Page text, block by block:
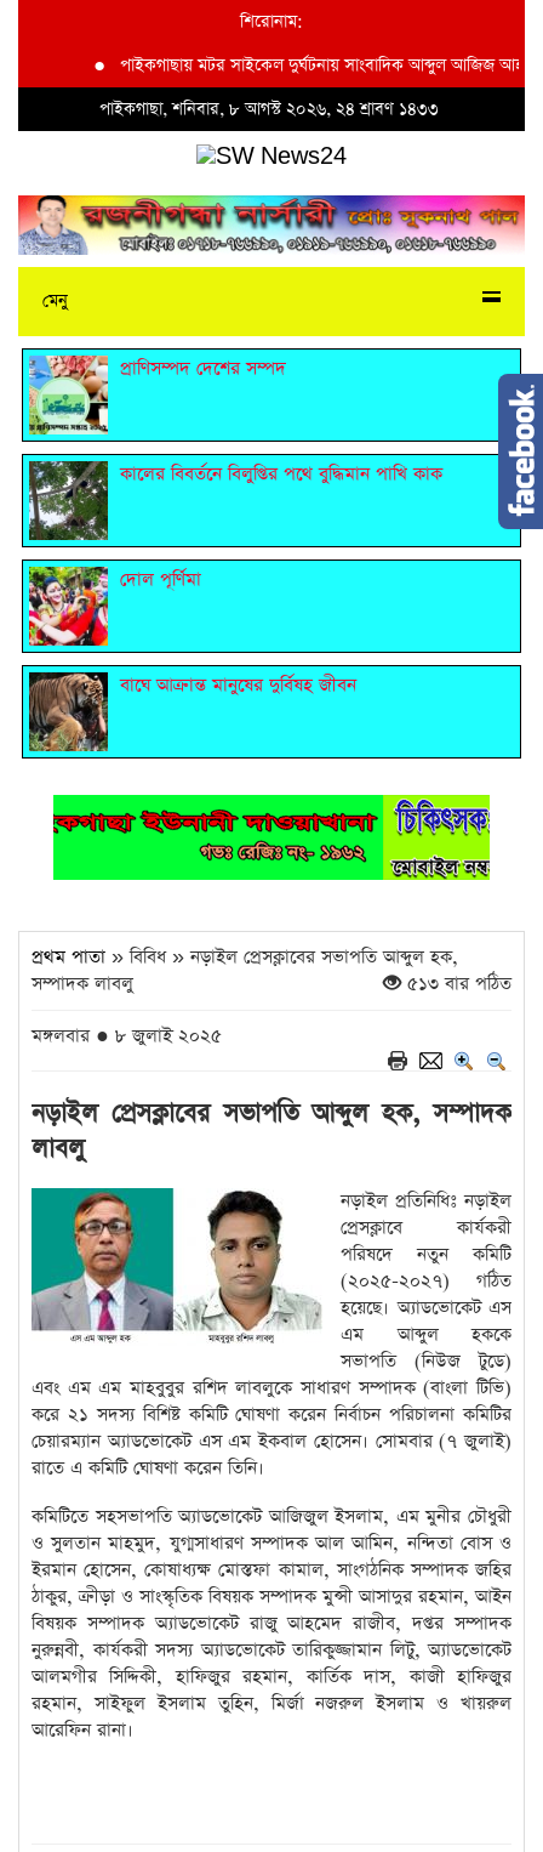
শিরোনাম:
পাইকগাছায় মটর সাইকেল দুর্ঘটনায় সাংবাদিক আব্দুল আজিজ আহত●
পাইকগাছা, শনিবার, ৮ আগস্ট ২০২৬, ২৪ শ্রাবণ ১৪৩৩
মেনু
প্রাণিসম্পদ দেশের সম্পদ
কালের বিবর্তনে বিলুপ্তির পথে বুদ্ধিমান পাখি কাক
দোল পূর্ণিমা
বাঘে আক্রান্ত মানুষের দুর্বিষহ জীবন
প্রথম পাতা » বিবিধ » নড়াইল প্রেসক্লাবের সভাপতি আব্দুল হক,
সম্পাদক লাবলু
৫১৩ বার পঠিত
মঙ্গলবার ● ৮ জুলাই ২০২৫
নড়াইল প্রেসক্লাবের সভাপতি আব্দুল হক, সম্পাদক
লাবলু
নড়াইল প্রতিনিধিঃ নড়াইল
প্রেসক্লাবে কার্যকরী
পরিষদে নতুন কমিটি
(২০২৫-২০২৭) গঠিত
হয়েছে। অ্যাডভোকেট এস
এম আব্দুল হককে
সভাপতি (নিউজ টুডে)
এবং এম এম মাহবুবুর রশিদ লাবলুকে সাধারণ সম্পাদক (বাংলা টিভি)
করে ২১ সদস্য বিশিষ্ট কমিটি ঘোষণা করেন নির্বাচন পরিচালনা কমিটির
চেয়ারম্যান অ্যাডভোকেট এস এম ইকবাল হোসেন। সোমবার (৭ জুলাই)
রাতে এ কমিটি ঘোষণা করেন তিনি।
কমিটিতে সহসভাপতি অ্যাডভোকেট আজিজুল ইসলাম, এম মুনীর চৌধুরী
ও সুলতান মাহমুদ, যুগ্মসাধারণ সম্পাদক আল আমিন, নন্দিতা বোস ও
ইরমান হোসেন, কোষাধ্যক্ষ মোস্তফা কামাল, সাংগঠনিক সম্পাদক জহির
ঠাকুর, ক্রীড়া ও সাংস্কৃতিক বিষয়ক সম্পাদক মুন্সী আসাদুর রহমান, আইন
বিষয়ক সম্পাদক অ্যাডভোকেট রাজু আহমেদ রাজীব, দপ্তর সম্পাদক
নুরুন্নবী, কার্যকরী সদস্য অ্যাডভোকেট তারিকুজ্জামান লিটু, অ্যাডভোকেট
আলমগীর সিদ্দিকী, হাফিজুর রহমান, কার্তিক দাস, কাজী হাফিজুর
রহমান, সাইফুল ইসলাম তুহিন, মির্জা নজরুল ইসলাম ও খায়রুল
আরেফিন রানা।